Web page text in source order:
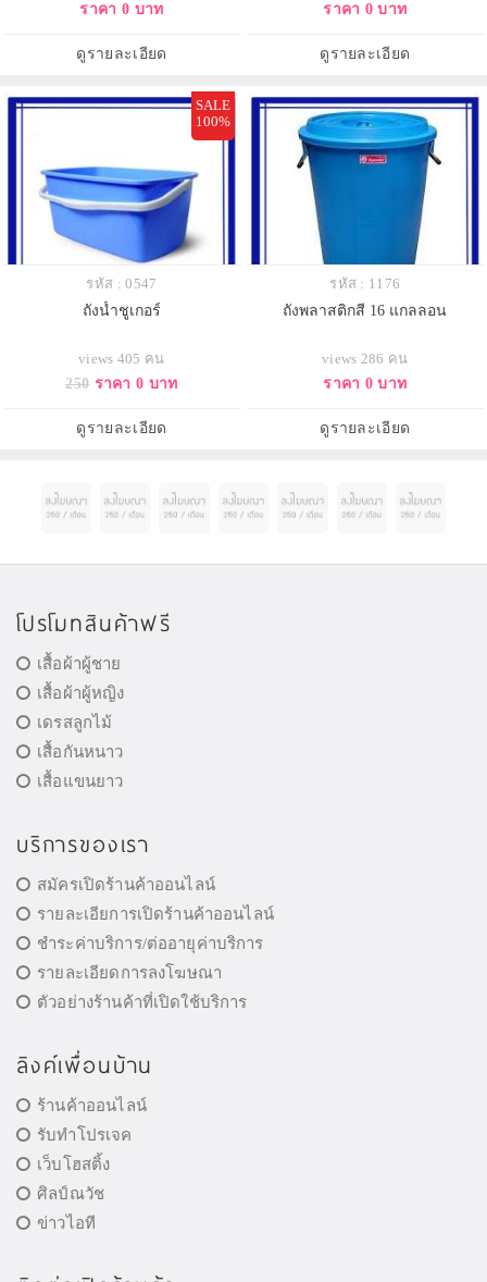
ราคา 0 บาท
ดูรายละเอียด
ราคา 0 บาท
ดูรายละเอียด
SALE
100%
รหัส : 0547
ถังน้ำชูเกอร์
views 405 คน
250 ราคา 0 บาท
ดูรายละเอียด
รหัส : 1176
ถังพลาสติกสี 16 แกลลอน
views 286 คน
ราคา 0 บาท
ดูรายละเอียด
โปรโมทสินค้าฟรี
เสื้อผ้าผู้ชาย
เสื้อผ้าผู้หญิง
เดรสลูกไม้
เสื้อกันหนาว
เสื้อแขนยาว
บริการของเรา
สมัครเปิดร้านค้าออนไลน์
รายละเอียการเปิดร้านค้าออนไลน์
ชำระค่าบริการ/ต่ออายุค่าบริการ
รายละเอียดการลงโฆษณา
ตัวอย่างร้านค้าที่เปิดใช้บริการ
ลิงค์เพื่อนบ้าน
ร้านค้าออนไลน์
รับทำโปรเจค
เว็บโฮสติ้ง
ศิลป์ณวัช
ข่าวไอที